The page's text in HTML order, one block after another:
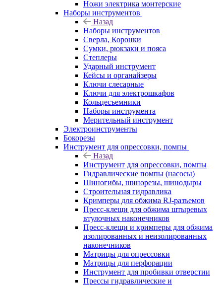
Ножи электрика монтерские
Наборы инструментов
Назад
Наборы инструментов
Сверла, Коронки
Сумки, рюкзаки и пояса
Степлеры
Ударный инструмент
Кейсы и органайзеры
Ключи слесарные
Ключи для электрошкафов
Кольцесъемники
Наборы инструмента
Мерительный инструмент
Электроинструменты
Бокорезы
Инструмент для опрессовки, помпы
Назад
Инструмент для опрессовки, помпы
Гидравлические помпы (насосы)
Шиногибы, шинорезы, шинодыры
Строительная гидравлика
Кримперы для обжима RJ-разъемов
Пресс-клещи для обжима штыревых
втулочных наконечников
Пресс-клещи и кримперы для обжима
изолированных и неизолированных
наконечников
Матрицы для опрессовки
Матрицы для перфорации
Инструмент для пробивки отверстии
Прессы гидравлические и